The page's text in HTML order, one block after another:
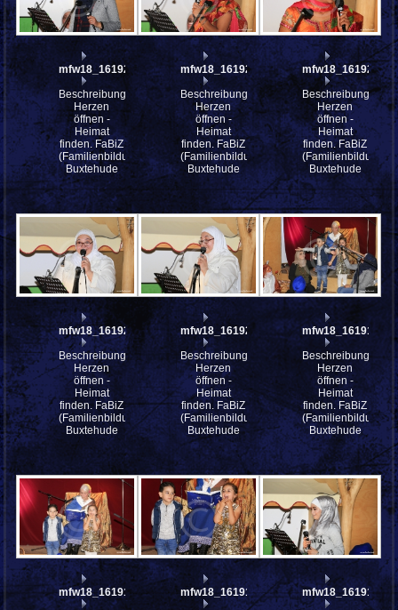
mfw18_161929
Beschreibung:
Herzen
öffnen -
Heimat
finden. FaBiZ
(Familienbildungszentrum)
Buxtehude
mfw18_161925
Beschreibung:
Herzen
öffnen -
Heimat
finden. FaBiZ
(Familienbildungszentrum)
Buxtehude
mfw18_161924
Beschreibung:
Herzen
öffnen -
Heimat
finden. FaBiZ
Buxtehude
mfw18_161923
Beschreibung:
Herzen
öffnen -
Heimat
finden. FaBiZ
(Familienbildungszentrum)
Buxtehude
mfw18_161921
Beschreibung:
Herzen
öffnen -
Heimat
finden. FaBiZ
(Familienbildungszentrum)
Buxtehude
mfw18_161918
Beschreibung:
Herzen
öffnen -
Heimat
finden. FaBiZ
Buxtehude
mfw18_161916
mfw18_161915
mfw18_161914